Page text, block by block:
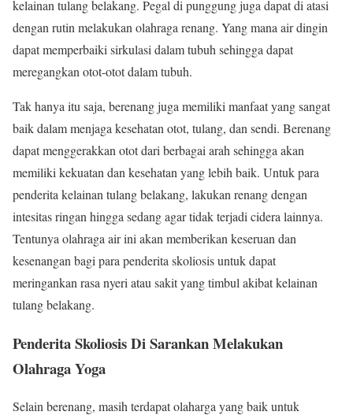
kelainan tulang belakang. Pegal di punggung juga dapat di atasi
dengan rutin melakukan olahraga renang. Yang mana air dingin
dapat memperbaiki sirkulasi dalam tubuh sehingga dapat
meregangkan otot-otot dalam tubuh.
Tak hanya itu saja, berenang juga memiliki manfaat yang sangat
baik dalam menjaga kesehatan otot, tulang, dan sendi. Berenang
dapat menggerakkan otot dari berbagai arah sehingga akan
memiliki kekuatan dan kesehatan yang lebih baik. Untuk para
penderita kelainan tulang belakang, lakukan renang dengan
intesitas ringan hingga sedang agar tidak terjadi cidera lainnya.
Tentunya olahraga air ini akan memberikan keseruan dan
kesenangan bagi para penderita skoliosis untuk dapat
meringankan rasa nyeri atau sakit yang timbul akibat kelainan
tulang belakang.
Penderita Skoliosis Di Sarankan Melakukan
Olahraga Yoga
Selain berenang, masih terdapat olaharga yang baik untuk